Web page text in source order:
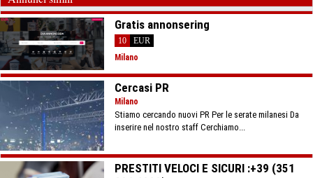
Gratis annonsering
10
EUR
Milano
Cercasi PR
Milano
Stiamo cercando nuovi PR Per le serate milanesi Da
inserire nel nostro staff Cerchiamo...
PRESTITI VELOCI E SICURI :+39 (351